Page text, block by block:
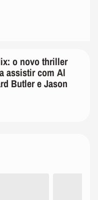
o novo thriller
assistir com Al
Butler e Jason